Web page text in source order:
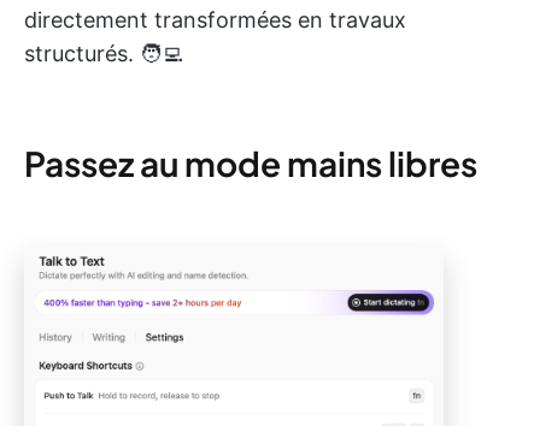
directement transformées en travaux
structurés. 🧑‍💻
Passez au mode mains libres